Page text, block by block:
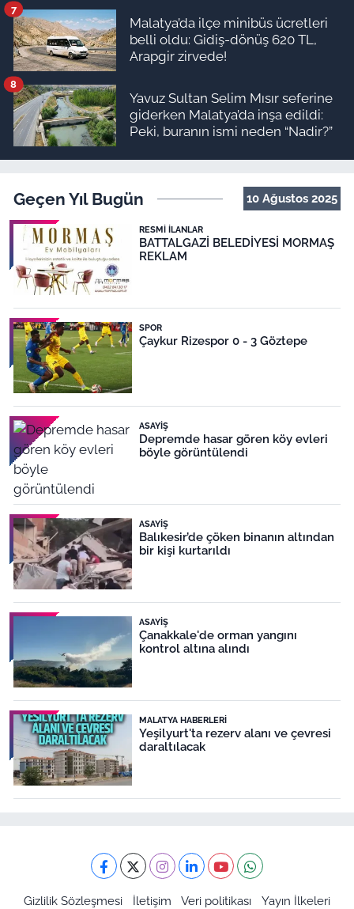
Malatya’da ilçe minibüs ücretleri
belli oldu: Gidiş-dönüş 620 TL,
Arapgir zirvede!
7
Yavuz Sultan Selim Mısır seferine
giderken Malatya’da inşa edildi:
Peki, buranın ismi neden “Nadir?”
8
Geçen Yıl Bugün 10 Ağustos 2025
RESMI İLANLAR
BATTALGAZİ BELEDİYESİ MORMAŞ
REKLAM
SPOR
Çaykur Rizespor 0 - 3 Göztepe
ASAYIŞ
Depremde hasar gören köy evleri
böyle görüntülendi
ASAYIŞ
Balıkesir’de çöken binanın altından
bir kişi kurtarıldı
ASAYIŞ
Çanakkale'de orman yangını
kontrol altına alındı
MALATYA HABERLERI
Yeşilyurt'ta rezerv alanı ve çevresi
daraltılacak
Gizlilik Sözleşmesi İletişim Veri politikası Yayın İlkeleri